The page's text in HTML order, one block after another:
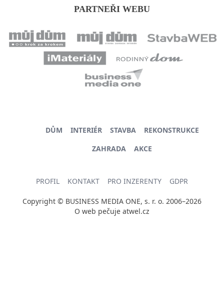
PARTNEŘI WEBU
DŮM INTERIÉR STAVBA
REKONSTRUKCE
ZAHRADA
AKCE
PROFIL KONTAKT PRO INZERENTY GDPR
Copyright © BUSINESS MEDIA ONE, s. r. o. 2006–2026